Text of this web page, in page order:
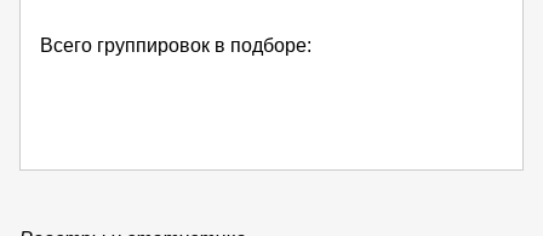
Всего группировок в подборе: